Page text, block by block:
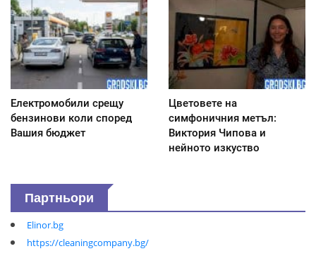
Електромобили срещу
бензинови коли според
Вашия бюджет
Цветовете на
симфоничния метъл:
Виктория Чипова и
нейното изкуство
Партньори
Elinor.bg
https://cleaningcompany.bg/